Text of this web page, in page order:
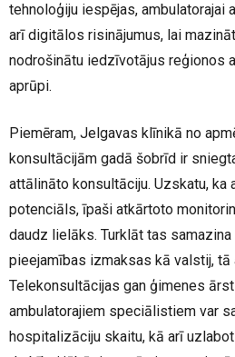
tehnoloģiju iespējas,
arī digitālos risinājumus, lai
nodrošinātu iedzīvotājus reģionos
aprūpi.
Piemēram, Jelgavas klīnikā no
konsultācijām gadā šobrīd ir
attālināto konsultāciju. Uzskatu, ka
potenciāls, īpaši atkārtoto
daudz lielāks. Turklāt tas
pieejamības izmaksas kā valstij, tā
Telekonsultācijas gan ģimenes
ambulatorajiem speciālistiem var
hospitalizāciju skaitu, kā arī